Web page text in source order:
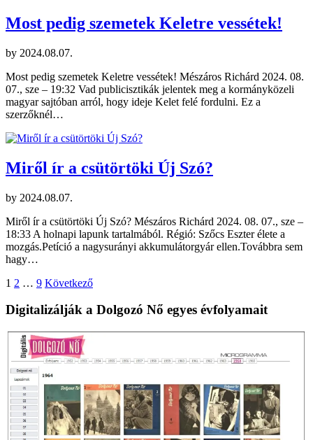
Most pedig szemetek Keletre vessétek!
by 2024.08.07.
Most pedig szemetek Keletre vessétek! Mészáros Richárd 2024. 08.
07., sze – 19:32 Vad publicisztikák jelentek meg a kormányközeli
magyar sajtóban arról, hogy ideje Kelet felé fordulni. Ez a
szerzőknél…
Miről ír a csütörtöki Új Szó?
by 2024.08.07.
Miről ír a csütörtöki Új Szó? Mészáros Richárd 2024. 08. 07., sze –
18:33 A holnapi lapunk tartalmából. Régió: Szőcs Eszter élete a
mozgás.Petíció a nagysurányi akkumulátorgyár ellen.Továbbra sem
hagy…
Bejegyzések
lapozása
1 2 … 9 Következő
Digitalizálják a Dolgozó Nő egyes évfolyamait